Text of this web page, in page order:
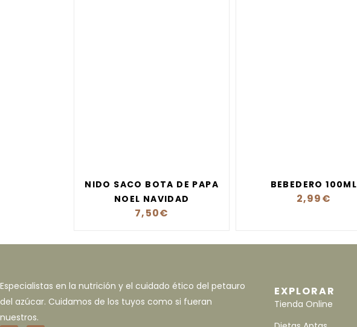
NIDO SACO BOTA DE PAPA
NOEL NAVIDAD
7,50€
BEBEDERO 100ML
2,99€
Especialistas en la nutrición y el cuidado ético del petauro
del azúcar. Cuidamos de los tuyos como si fueran
nuestros.
EXPLORAR
Tienda Online